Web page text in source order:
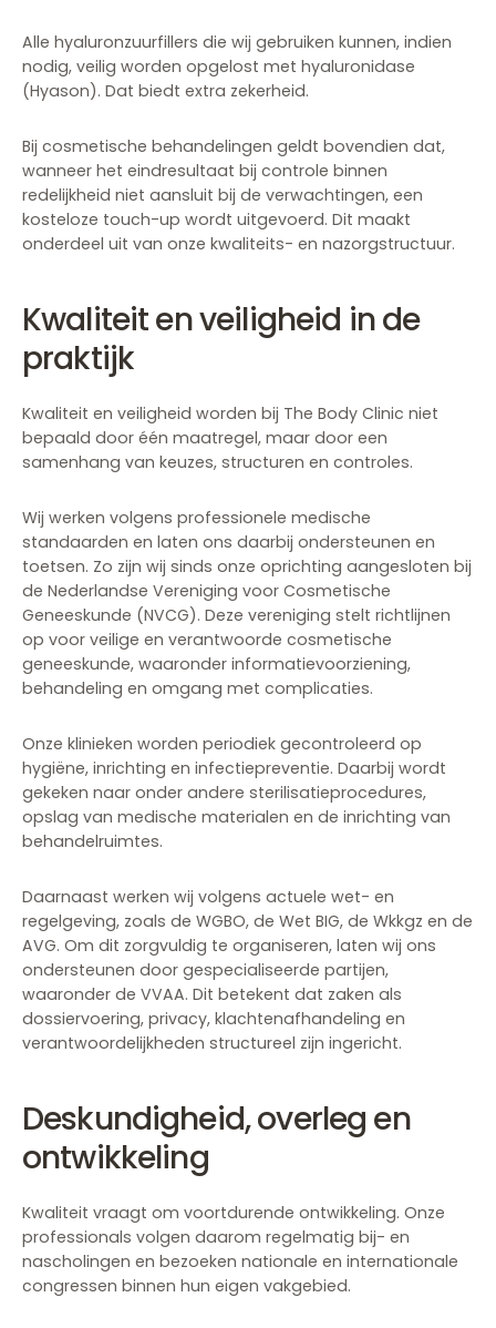
Alle hyaluronzuurfillers die wij gebruiken kunnen, indien
nodig, veilig worden opgelost met hyaluronidase
(Hyason). Dat biedt extra zekerheid.
Bij cosmetische behandelingen geldt bovendien dat,
wanneer het eindresultaat bij controle binnen
redelijkheid niet aansluit bij de verwachtingen, een
kosteloze touch-up wordt uitgevoerd. Dit maakt
onderdeel uit van onze kwaliteits- en nazorgstructuur.
Kwaliteit en veiligheid in de
praktijk
Kwaliteit en veiligheid worden bij The Body Clinic niet
bepaald door één maatregel, maar door een
samenhang van keuzes, structuren en controles.
Wij werken volgens professionele medische
standaarden en laten ons daarbij ondersteunen en
toetsen. Zo zijn wij sinds onze oprichting aangesloten bij
de Nederlandse Vereniging voor Cosmetische
Geneeskunde (NVCG). Deze vereniging stelt richtlijnen
op voor veilige en verantwoorde cosmetische
geneeskunde, waaronder informatievoorziening,
behandeling en omgang met complicaties.
Onze klinieken worden periodiek gecontroleerd op
hygiëne, inrichting en infectiepreventie. Daarbij wordt
gekeken naar onder andere sterilisatieprocedures,
opslag van medische materialen en de inrichting van
behandelruimtes.
Daarnaast werken wij volgens actuele wet- en
regelgeving, zoals de WGBO, de Wet BIG, de Wkkgz en de
AVG. Om dit zorgvuldig te organiseren, laten wij ons
ondersteunen door gespecialiseerde partijen,
waaronder de VVAA. Dit betekent dat zaken als
dossiervoering, privacy, klachtenafhandeling en
verantwoordelijkheden structureel zijn ingericht.
Deskundigheid, overleg en
ontwikkeling
Kwaliteit vraagt om voortdurende ontwikkeling. Onze
professionals volgen daarom regelmatig bij- en
nascholingen en bezoeken nationale en internationale
congressen binnen hun eigen vakgebied.